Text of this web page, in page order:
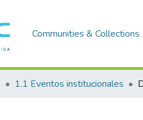
Communities & Collections
1.1 Eventos institucionales